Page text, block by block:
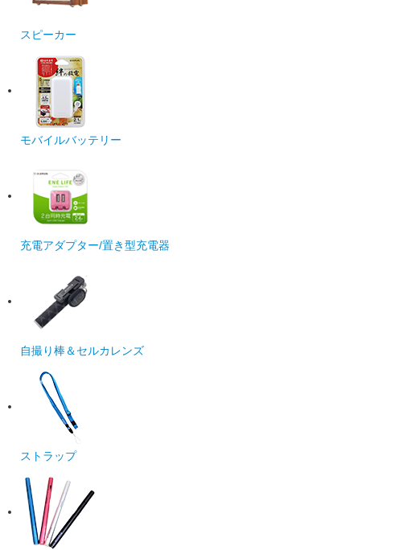
スピーカー
モバイルバッテリー
充電アダプター/置き型充電器
自撮り棒＆セルカレンズ
ストラップ